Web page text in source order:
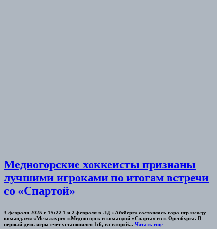
Медногорские хоккеисты признаны
лучшими игроками по итогам встречи
со «Спартой»
3 февраля 2025 в 15:22 1 и 2 февраля в ЛД «Айсберг» состоялась пара игр между
командами «Металлург» г.Медногорск и командой «Спарта» из г. Оренбурга. В
первый день игры счет установился 1:6, во второй... Читать еще